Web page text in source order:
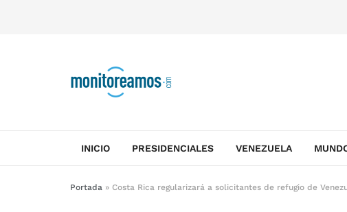
INICIO PRESIDENCIALES VENEZUELA
Portada » Costa Rica regularizará a solicitantes de refugio de